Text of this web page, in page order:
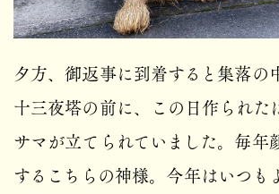
夕方、御返事に到着すると集落の
十三夜塔の前に、この日作られた
サマが立てられていました。毎年
するこちらの神様。今年はいつも